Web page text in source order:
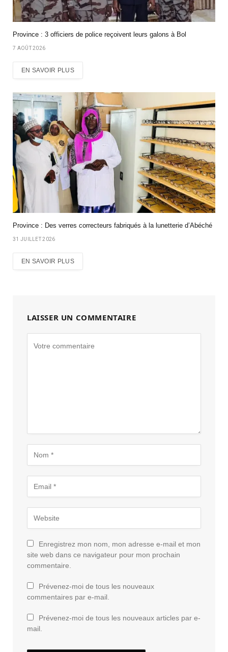
Province : 3 officiers de police reçoivent leurs galons à Bol
7 AOÛT 2026
EN SAVOIR PLUS
Province : Des verres correcteurs fabriqués à la lunetterie d’Abéché
31 JUILLET 2026
EN SAVOIR PLUS
LAISSER UN COMMENTAIRE
Enregistrez mon nom, mon adresse e-mail et mon
site web dans ce navigateur pour mon prochain
commentaire.
Prévenez-moi de tous les nouveaux
commentaires par e-mail.
Prévenez-moi de tous les nouveaux articles par e-
mail.